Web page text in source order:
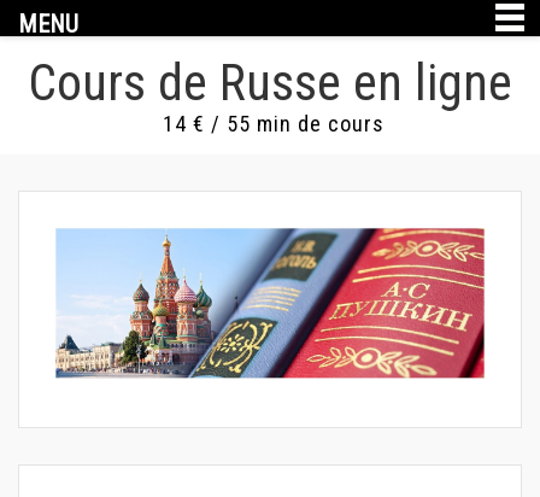
MENU
Cours de Russe en ligne
14 € / 55 min de cours